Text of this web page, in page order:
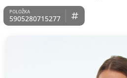
5905280715277